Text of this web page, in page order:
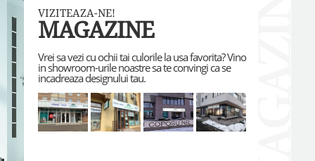
VIZITEAZA-NE!
MAGAZINE
Vrei sa vezi cu ochii tai culorile la usa favorita? Vino
in showroom-urile noastre sa te convingi ca se
incadreaza designului tau.